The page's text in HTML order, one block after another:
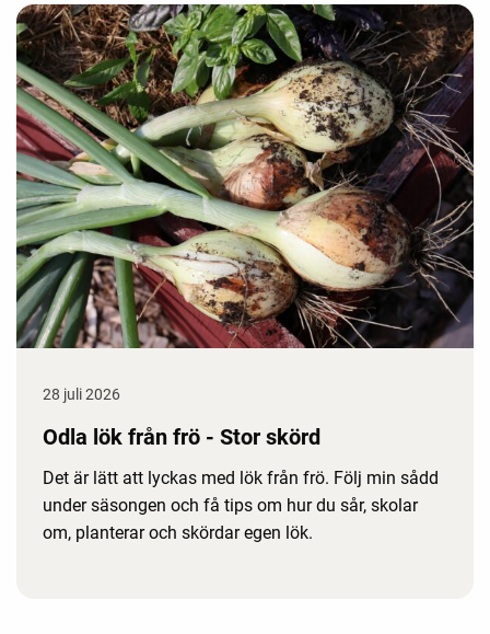
28 juli 2026
Odla lök från frö - Stor skörd
Det är lätt att lyckas med lök från frö. Följ min sådd
under säsongen och få tips om hur du sår, skolar
om, planterar och skördar egen lök.